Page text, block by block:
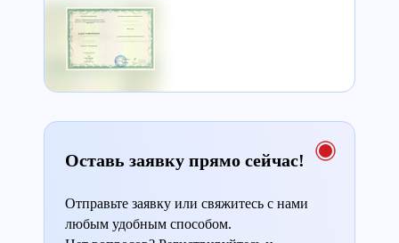
Оставь заявку прямо сейчас!
Отправьте заявку или свяжитесь с нами
любым удобным способом.